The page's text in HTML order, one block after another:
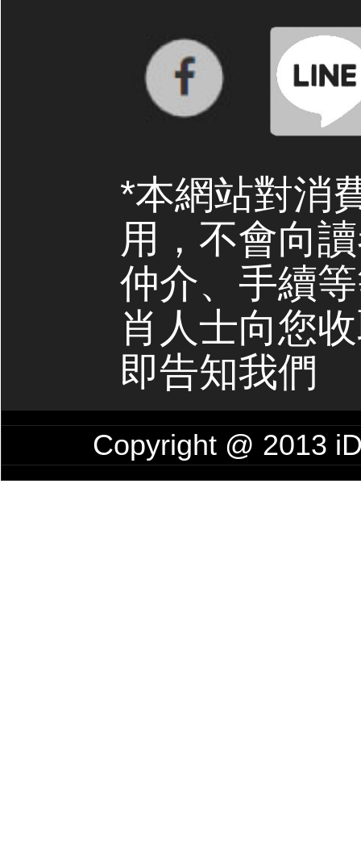
*本網站對消
用，不會向
仲介、手續
肖人士向您
即告知我們
Copyright @ 2013